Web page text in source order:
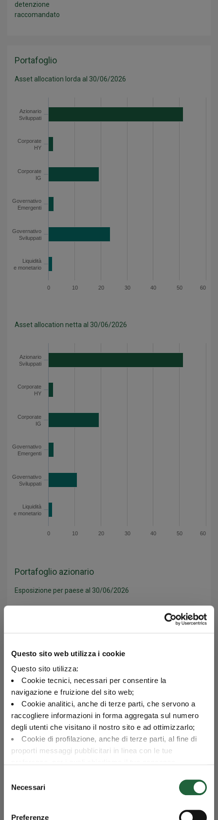
Questo sito web utilizza i cookie
Questo sito utilizza:
Cookie tecnici, necessari per consentire la
navigazione e fruizione del sito web;
Cookie analitici, anche di terze parti, che servono a
raccogliere informazioni in forma aggregata sul numero
degli utenti che visitano il nostro sito e ad ottimizzarlo;
Cookie di profilazione, anche di terze parti, al fine di
proporti messaggi pubblicitari in linea con le tue
in cui potrai modificare la tua scelta in qualsiasi momento
oppure puoi negare l'utilizzo di questi cookie cliccando su
delNecessari
Preferenze
detenzione
raccomandato
Portafoglio
Asset allocation lorda al 30/06/2026
Azionario Sviluppati
Corporate HY
1.9
Corporate IG
Governativo Emergenti
Liquidità e monetario
Azionario
Sviluppati
Corporate
HY
Corporate
IG
Governativo
Emergenti
Governativo
Sviluppati
Liquidità
e monetario
0 10 20 30 40 50 60
Asset allocation netta al 30/06/2026
Azionario Sviluppati
Corporate HY
1.9
Corporate IG
Governativo Emergenti
Liquidità e monetario
Azionario
Sviluppati
Corporate
HY
Corporate
IG
Governativo
Emergenti
Governativo
Sviluppati
Liquidità
e monetario
0 10 20 30 40 50 60
Portafoglio azionario
Esposizione per paese al 30/06/2026
Regno Unito
5.2
Francia
Germania
Spagna
1.7
Paesi Bassi
Danimarca
1
Belgio
0.7
Altri
0.6
Regno
Svizzera
Germania
Spagna
Italia